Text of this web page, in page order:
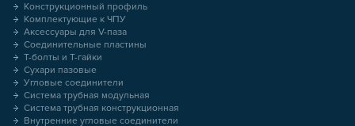
Конструкционный профиль
Комплектующие к ЧПУ
Аксессуары для V-паза
Соединительные пластины
Т-болты и Т-гайки
Сухари пазовые
Угловые соединители
Система трубная модульная
Система трубная конструкционная
Внутренние угловые соединители